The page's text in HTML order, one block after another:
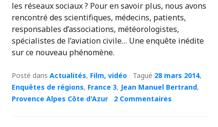
les réseaux sociaux ? Pour en savoir plus, nous avons
rencontré des scientifiques, médecins, patients,
responsables d’associations, météorologistes,
spécialistes de l’aviation civile… Une enquête inédite
sur ce nouveau phénomène.
Posté dans Actualités, Film, vidéo Tagué 28 mars 2014,
Enquêtes de régions, France 3, Jean Manuel Bertrand,
Provence Alpes Côte d'Azur
2 Commentaires